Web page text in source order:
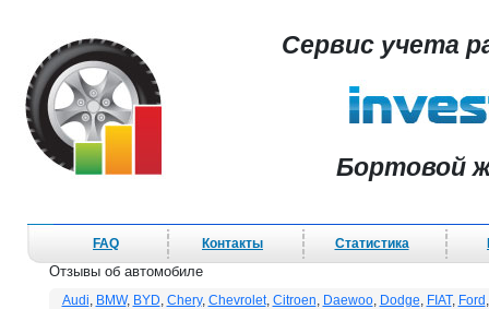
Сервис учета
Бортовой
FAQ Контакты Статистика
Отзывы об автомобиле
Audi, BMW, BYD, Chery, Chevrolet, Citroen, Daewoo, Dodge, FIAT, Ford